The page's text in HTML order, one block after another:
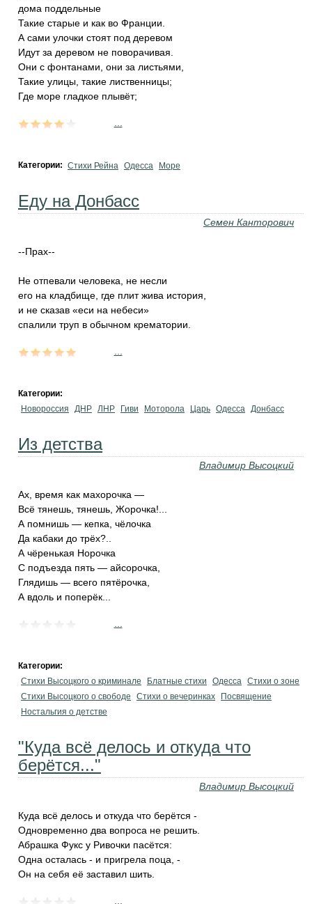
дома поддельные
Такие старые и как во Франции.
А сами улочки стоят под деревом
Идут за деревом не поворачивая.
Они с фонтанами, они за листьями,
Такие улицы, такие лиственницы;
Где море гладкое плывёт;
Категории: Стихи Рейна Одесса Море
Еду на Донбасс
Семен Канторович
--Прах--
Не отпевали человека, не несли
его на кладбище, где плит жива история,
и не сказав «еси на небеси»
спалили труп в обычном крематории.
Категории:
Новороссия
ДНР ЛНР Гиви Моторола Царь Одесса Донбасс
Из детства
Владимир Высоцкий
Ах, время как махорочка —
Всё тянешь, тянешь, Жорочка!...
А помнишь — кепка, чёлочка
Да кабаки до трёх?..
А чёренькая Норочка
С подъезда пять — айсорочка,
Глядишь — всего пятёрочка,
А вдоль и поперёк...
Категории:
Стихи Высоцкого о криминале
Блатные стихи Одесса Стихи о зоне
Стихи Высоцкого о свободе
Стихи о вечеринках
Посвящение
Ностальгия о детстве
"Куда всё делось и откуда что
берётся..."
Владимир Высоцкий
Куда всё делось и откуда что берётся -
Одновременно два вопроса не решить.
Абрашка Фукс у Ривочки пасётся:
Одна осталась - и пригрела поца, -
Он на себя её заставил шить.